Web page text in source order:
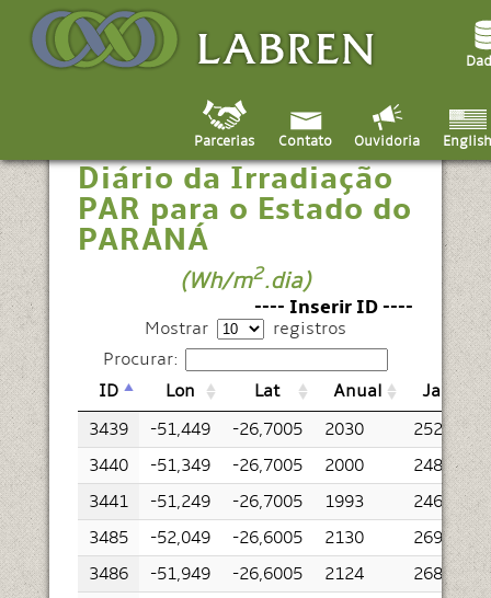
Parcerias Contato Ouvidoria English
Médias do Total
Diário da Irradiação
PAR para o Estado do
PARANÁ
(Wh/m2.dia)
---- Inserir ID ----
Mostrar
registros
Procurar:
ID
Lon Lat Anual Jan
3439 -51,449 -26,7005 2030 2529
3440
-51,349 -26,7005 2000 2485
3441
-51,249 -26,7005 1993 2466
3485
-52,049 -26,6005 2130 2694
3486
-51,949 -26,6005 2124 2681